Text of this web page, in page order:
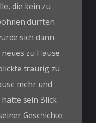
die kein zu
dürften
sich dann
zu Hause
traurig zu
mehr und
sein Blick
Geschichte.